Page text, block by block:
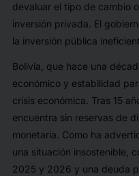
devaluar el tipo de cambio
inversión privada. El
la inversión pública
Bolivia, que hace una
económico y estabilidad
crisis económica. Tras 15
encuentra sin reservas de
monetaria. Como ha
una situación insostenible,
2025 y 2026 y una deuda